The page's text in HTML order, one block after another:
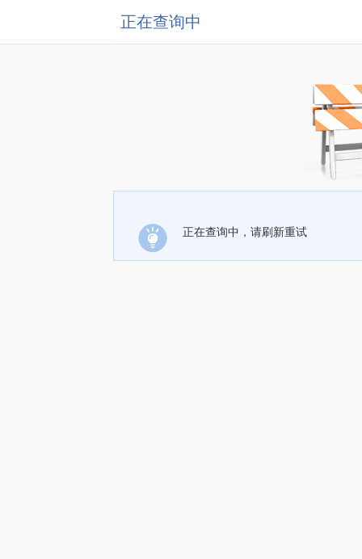
正在查询中
正在查询中，请刷新重试